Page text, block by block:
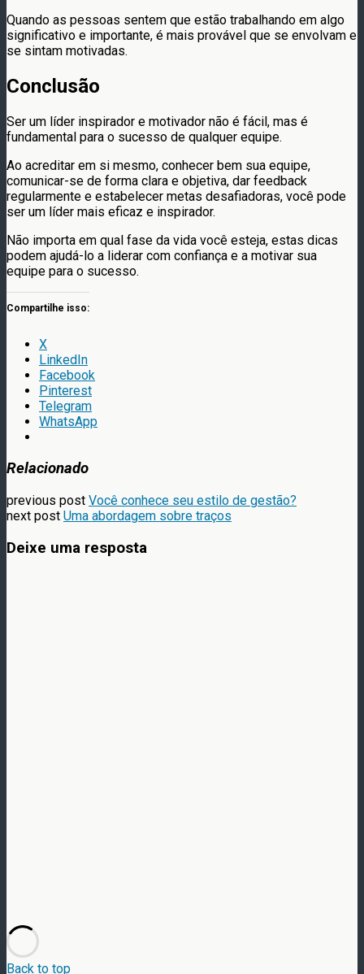
Quando as pessoas sentem que estão trabalhando em algo
significativo e importante, é mais provável que se envolvam e
se sintam motivadas.
Conclusão
Ser um líder inspirador e motivador não é fácil, mas é
fundamental para o sucesso de qualquer equipe.
Ao acreditar em si mesmo, conhecer bem sua equipe,
comunicar-se de forma clara e objetiva, dar feedback
regularmente e estabelecer metas desafiadoras, você pode
ser um líder mais eficaz e inspirador.
Não importa em qual fase da vida você esteja, estas dicas
podem ajudá-lo a liderar com confiança e a motivar sua
equipe para o sucesso.
Compartilhe isso:
X
LinkedIn
Facebook
Pinterest
Telegram
WhatsApp
Relacionado
previous post Você conhece seu estilo de gestão?
next post Uma abordagem sobre traços
Deixe uma resposta
Back to top